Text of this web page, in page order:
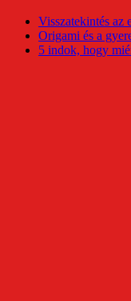
Visszatekintés az
Origami és a
5 indok, hogy